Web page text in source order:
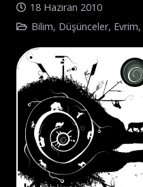
18 Haziran 2010
Bilim, Düşünceler, Evrim,